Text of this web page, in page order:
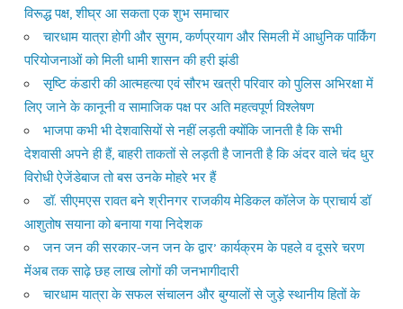
विरूद्ध पक्ष, शीघ्र आ सकता एक शुभ समाचार
चारधाम यात्रा होगी और सुगम, कर्णप्रयाग और सिमली में आधुनिक पार्किंग
परियोजनाओं को मिली धामी शासन की हरी झंडी
सृष्टि कंडारी की आत्महत्या एवं सौरभ खत्री परिवार को पुलिस अभिरक्षा में
लिए जाने के कानूनी व सामाजिक पक्ष पर अति महत्वपूर्ण विश्लेषण
भाजपा कभी भी देशवासियों से नहीं लड़ती क्योंकि जानती है कि सभी
देशवासी अपने ही हैं, बाहरी ताकतों से लड़ती है जानती है कि अंदर वाले चंद धुर
विरोधी ऐजेंडेबाज तो बस उनके मोहरे भर हैं
डॉ. सीएमएस रावत बने श्रीनगर राजकीय मेडिकल कॉलेज के प्राचार्य डॉ
आशुतोष सयाना को बनाया गया निदेशक
जन जन की सरकार-जन जन के द्वार’ कार्यक्रम के पहले व दूसरे चरण
मेंअब तक साढ़े छह लाख लोगों की जनभागीदारी
चारधाम यात्रा के सफल संचालन और बुग्यालों से जुड़े स्थानीय हितों के